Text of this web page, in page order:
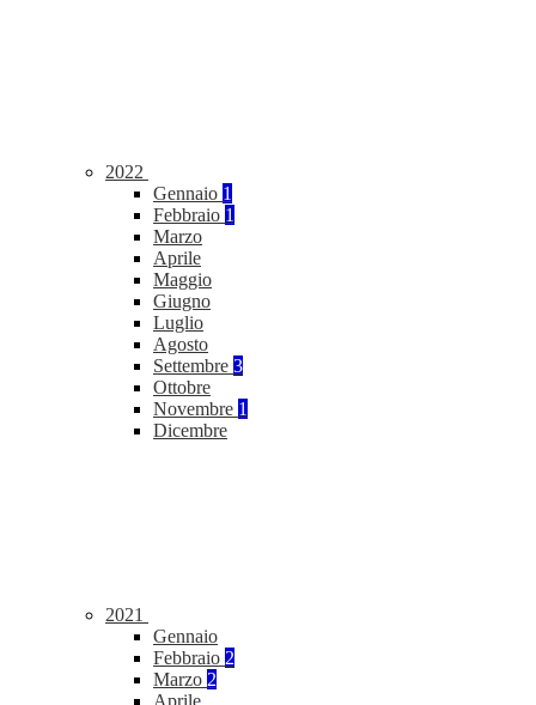
2022
Gennaio 1
Febbraio 1
Marzo
Aprile
Maggio
Giugno
Luglio
Agosto
Settembre 3
Ottobre
Novembre 1
Dicembre
2021
Gennaio
Febbraio 2
Marzo 2